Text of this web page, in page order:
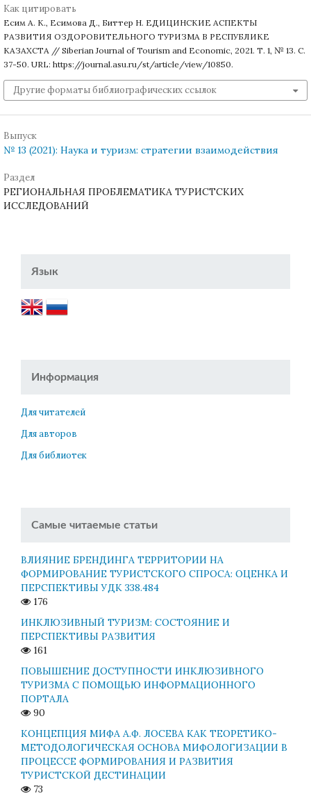
Как цитировать
Есим А. К., Есимова Д., Биттер Н. ЕДИЦИНСКИЕ АСПЕКТЫ
РАЗВИТИЯ ОЗДОРОВИТЕЛЬНОГО ТУРИЗМА В РЕСПУБЛИКЕ
КАЗАХСТА // Siberian Journal of Tourism and Economic, 2021. Т. 1, № 13. С.
37-50. URL: https://journal.asu.ru/st/article/view/10850.
Другие форматы библиографических ссылок
Выпуск
№ 13 (2021): Наука и туризм: стратегии взаимодействия
Раздел
РЕГИОНАЛЬНАЯ ПРОБЛЕМАТИКА ТУРИСТСКИХ
ИССЛЕДОВАНИЙ
Язык
Информация
Для читателей
Для авторов
Для библиотек
Самые читаемые статьи
ВЛИЯНИЕ БРЕНДИНГА ТЕРРИТОРИИ НА
ФОРМИРОВАНИЕ ТУРИСТСКОГО СПРОСА: ОЦЕНКА И
ПЕРСПЕКТИВЫ УДК 338.484
176
ИНКЛЮЗИВНЫЙ ТУРИЗМ: СОСТОЯНИЕ И
ПЕРСПЕКТИВЫ РАЗВИТИЯ
161
ПОВЫШЕНИЕ ДОСТУПНОСТИ ИНКЛЮЗИВНОГО
ТУРИЗМА С ПОМОЩЬЮ ИНФОРМАЦИОННОГО
ПОРТАЛА
90
КОНЦЕПЦИЯ МИФА А.Ф. ЛОСЕВА КАК ТЕОРЕТИКО-
МЕТОДОЛОГИЧЕСКАЯ ОСНОВА МИФОЛОГИЗАЦИИ В
ПРОЦЕССЕ ФОРМИРОВАНИЯ И РАЗВИТИЯ
ТУРИСТСКОЙ ДЕСТИНАЦИИ
73